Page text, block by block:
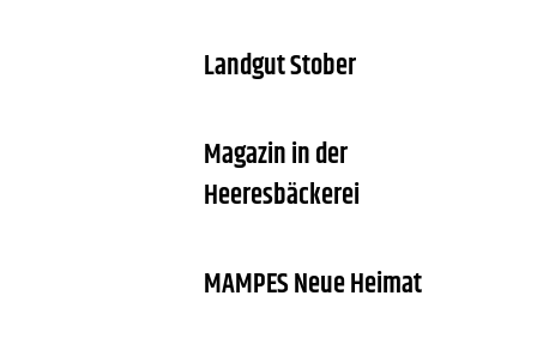
Landgut Stober
Magazin in der
Heeresbäckerei
MAMPES Neue Heimat